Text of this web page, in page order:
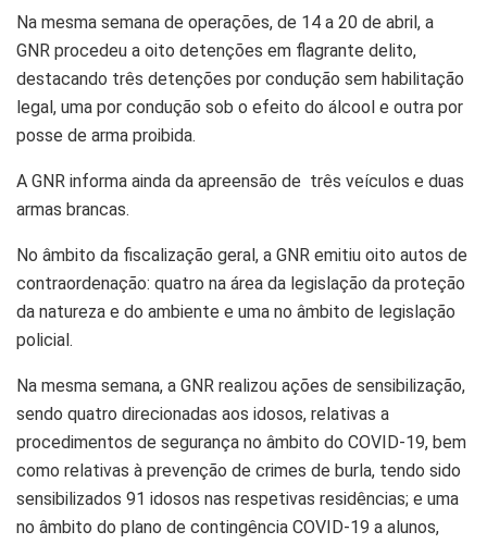
Na mesma semana de operações, de 14 a 20 de abril, a
GNR procedeu a oito detenções em flagrante delito,
destacando três detenções por condução sem habilitação
legal, uma por condução sob o efeito do álcool e outra por
posse de arma proibida.
A GNR informa ainda da apreensão de três veículos e duas
armas brancas.
No âmbito da fiscalização geral, a GNR emitiu oito autos de
contraordenação: quatro na área da legislação da proteção
da natureza e do ambiente e uma no âmbito de legislação
policial.
Na mesma semana, a GNR realizou ações de sensibilização,
sendo quatro direcionadas aos idosos, relativas a
procedimentos de segurança no âmbito do COVID-19, bem
como relativas à prevenção de crimes de burla, tendo sido
sensibilizados 91 idosos nas respetivas residências; e uma
no âmbito do plano de contingência COVID-19 a alunos,